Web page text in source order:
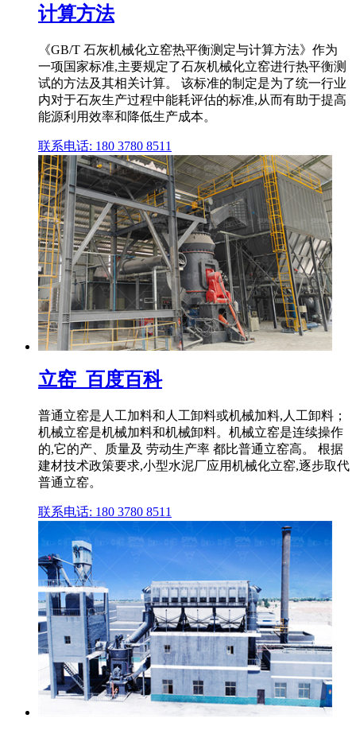
计算方法
《GB/T 石灰机械化立窑热平衡测定与计算方法》作为
一项国家标准,主要规定了石灰机械化立窑进行热平衡测
试的方法及其相关计算。 该标准的制定是为了统一行业
内对于石灰生产过程中能耗评估的标准,从而有助于提高
能源利用效率和降低生产成本。
联系电话: 180 3780 8511
立窑_百度百科
普通立窑是人工加料和人工卸料或机械加料,人工卸料；
机械立窑是机械加料和机械卸料。机械立窑是连续操作
的,它的产、质量及 劳动生产率 都比普通立窑高。 根据
建材技术政策要求,小型水泥厂应用机械化立窑,逐步取代
普通立窑。
联系电话: 180 3780 8511